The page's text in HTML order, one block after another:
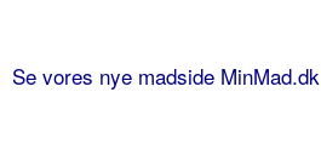
Se vores nye madside MinMad.dk